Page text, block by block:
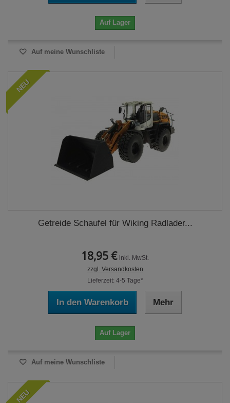
Auf Lager
Auf meine Wunschliste
NEU
Getreide Schaufel für Wiking Radlader...
18,95 € inkl. MwSt.
zzgl. Versandkosten
Lieferzeit: 4-5 Tage*
In den Warenkorb Mehr
Auf Lager
Auf meine Wunschliste
NEU